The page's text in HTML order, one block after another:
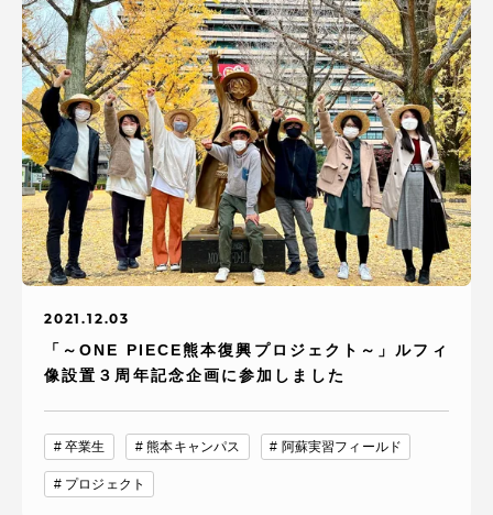
2021.12.03
「～ONE PIECE熊本復興プロジェクト～」ルフィ
像設置３周年記念企画に参加しました
卒業生 熊本キャンパス 阿蘇実習フィールド
プロジェクト